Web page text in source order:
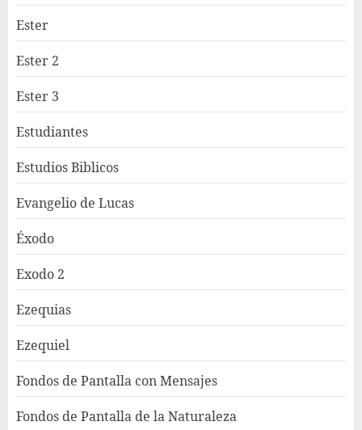
Ester
Ester 2
Ester 3
Estudiantes
Estudios Biblicos
Evangelio de Lucas
Éxodo
Exodo 2
Ezequias
Ezequiel
Fondos de Pantalla con Mensajes
Fondos de Pantalla de la Naturaleza